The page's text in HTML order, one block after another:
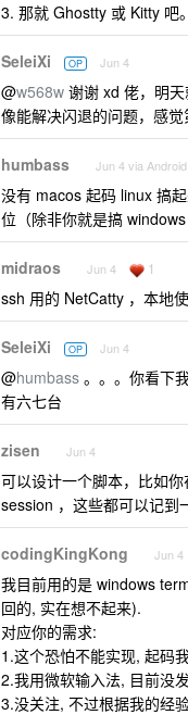
3. 那就 Ghostty 或 Kitty 吧
SeleiXi OP Jun 4
@w568w 谢谢 xd 佬，明天
像能解决闪退的问题，感
humbass Jun 4 via Android
没有 macos 起码 linux 搞
位（除非你就是搞 windows
midraos Jun 4 1
ssh 用的 NetCatty ，本地
SeleiXi OP Jun 4
@humbass 。。。你看下
有六七台
zisen Jun 4
可以设计一个脚本，比如
session ，这些都可以记到
codingKingKong Jun 4
我目前用的是 windows
回的, 实在想不起来).
对应你的需求:
1.这个恐怕不能实现, 起码
2.我用微软输入法, 目前没
3.没关注, 不过根据我的经